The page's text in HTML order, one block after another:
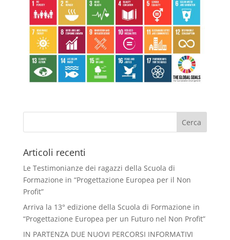
Articoli recenti
Le Testimonianze dei ragazzi della Scuola di
Formazione in “Progettazione Europea per il Non
Profit”
Arriva la 13° edizione della Scuola di Formazione in
“Progettazione Europea per un Futuro nel Non Profit”
IN PARTENZA DUE NUOVI PERCORSI INFORMATIVI